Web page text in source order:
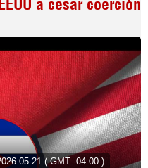
a cesar coerción
05:21 ( GMT -04:00 )